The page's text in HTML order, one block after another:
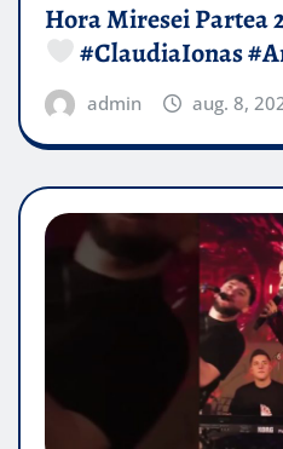
Hora Miresei Partea
#ClaudiaIonas
admin aug. 8,